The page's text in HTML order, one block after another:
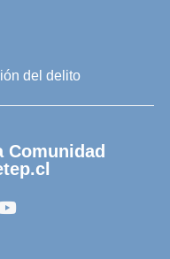
del delito
Comunidad